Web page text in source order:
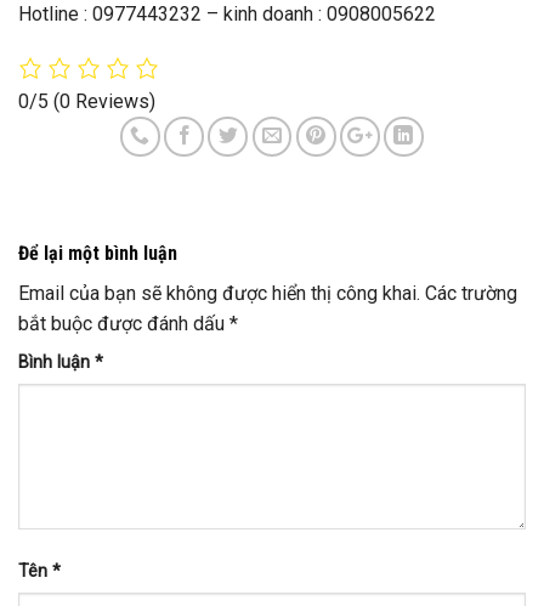
Hotline : 0977443232 – kinh doanh : 0908005622
0/5 (0 Reviews)
Để lại một bình luận
Email của bạn sẽ không được hiển thị công khai. Các trường
bắt buộc được đánh dấu *
Bình luận *
Tên *